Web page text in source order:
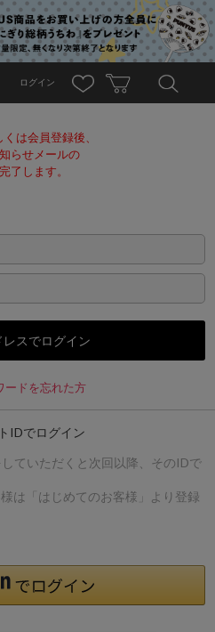
ログイン
は会員登録後、
らせメールの
了します。
ードを忘れた方
IDでログイン
ていただくと次回以降、そのIDで
は「はじめてのお客様」より登録